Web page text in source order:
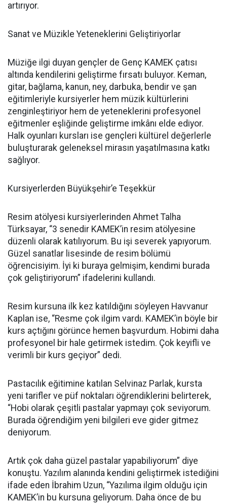
artırıyor.
Sanat ve Müzikle Yeteneklerini Geliştiriyorlar
Müziğe ilgi duyan gençler de Genç KAMEK çatısı
altında kendilerini geliştirme fırsatı buluyor. Keman,
gitar, bağlama, kanun, ney, darbuka, bendir ve şan
eğitimleriyle kursiyerler hem müzik kültürlerini
zenginleştiriyor hem de yeteneklerini profesyonel
eğitmenler eşliğinde geliştirme imkânı elde ediyor.
Halk oyunları kursları ise gençleri kültürel değerlerle
buluşturarak geleneksel mirasın yaşatılmasına katkı
sağlıyor.
Kursiyerlerden Büyükşehir’e Teşekkür
Resim atölyesi kursiyerlerinden Ahmet Talha
Türksayar, “3 senedir KAMEK’in resim atölyesine
düzenli olarak katılıyorum. Bu işi severek yapıyorum.
Güzel sanatlar lisesinde de resim bölümü
öğrencisiyim. İyi ki buraya gelmişim, kendimi burada
çok geliştiriyorum” ifadelerini kullandı.
Resim kursuna ilk kez katıldığını söyleyen Havvanur
Kaplan ise, “Resme çok ilgim vardı. KAMEK’in böyle bir
kurs açtığını görünce hemen başvurdum. Hobimi daha
profesyonel bir hale getirmek istedim. Çok keyifli ve
verimli bir kurs geçiyor” dedi.
Pastacılık eğitimine katılan Selvinaz Parlak, kursta
yeni tarifler ve püf noktaları öğrendiklerini belirterek,
“Hobi olarak çeşitli pastalar yapmayı çok seviyorum.
Burada öğrendiğim yeni bilgileri eve gider gitmez
deniyorum.
Artık çok daha güzel pastalar yapabiliyorum” diye
konuştu. Yazılım alanında kendini geliştirmek istediğini
ifade eden İbrahim Uzun, “Yazılıma ilgim olduğu için
KAMEK’in bu kursuna geliyorum. Daha önce de bu